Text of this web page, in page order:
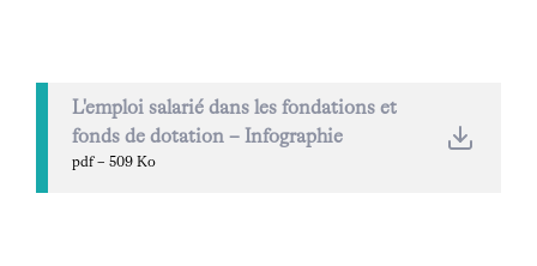
L'emploi salarié dans les fondations et
fonds de dotation – Infographie
pdf – 509 Ko